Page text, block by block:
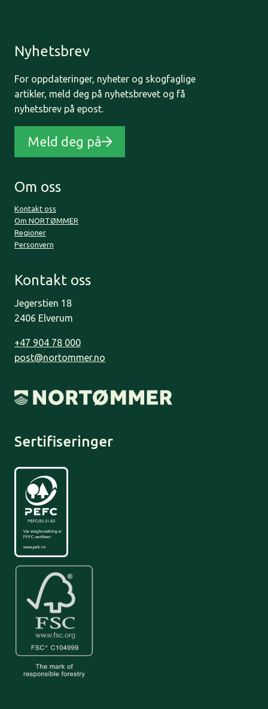
Nyhetsbrev
For oppdateringer, nyheter og skogfaglige
artikler, meld deg på nyhetsbrevet og få
nyhetsbrev på epost.
Meld deg på
Om oss
Kontakt oss
Om NORTØMMER
Regioner
Personvern
Kontakt oss
Jegerstien 18
2406 Elverum
+47 904 78 000
post@nortommer.no
Sertifiseringer